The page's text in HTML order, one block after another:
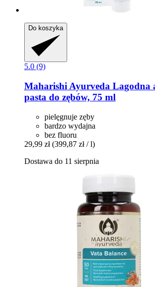
Do koszyka
5.0 (9)
Maharishi Ayurveda Lagodna
pasta do zębów, 75 ml
pielęgnuje zęby
bardzo wydajna
bez fluoru
29,99 zł (399,87 zł / l)
Dostawa do 11 sierpnia